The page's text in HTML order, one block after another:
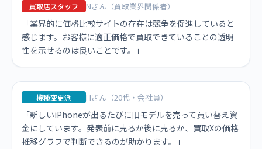
買取店スタッフ Nさん（買取業界関係者）
「業界的に価格比較サイトの存在は競争を促進していると
感じます。お客様に適正価格で買取できていることの透明
性を示せるのは良いことです。」
機種変更派 Hさん（20代・会社員）
「新しいiPhoneが出るたびに旧モデルを売って買い替え資
金にしています。発表前に売るか後に売るか、買取Xの価格
推移グラフで判断できるのが助かります。」